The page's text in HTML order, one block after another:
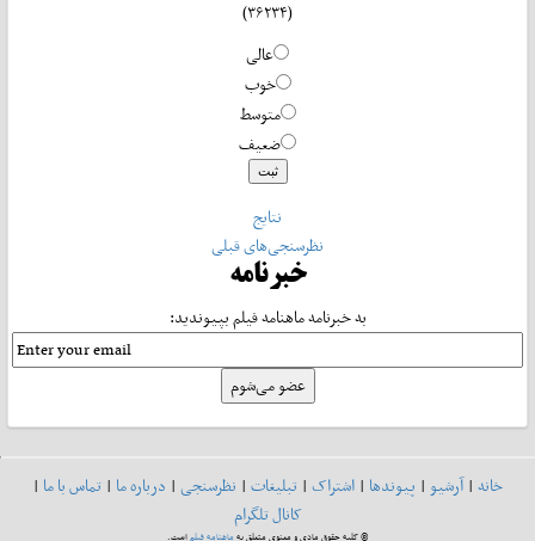
عالی
خوب
متوسط
ضعیف
نتایج
نظرسنجی‌های قبلی
خبرنامه
به خبرنامه ماهنامه فیلم بپیوندید:
خانه|آرشیو| پیوندها| اشتراک| تبلیغات| نظرسنجی| درباره ما| تماس با ما|
کانال تلگرام
© کلیه حقوق مادی و معنوی متعلق بهماهنامه فیلماست.